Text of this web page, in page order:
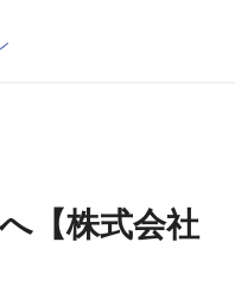
【株式会社